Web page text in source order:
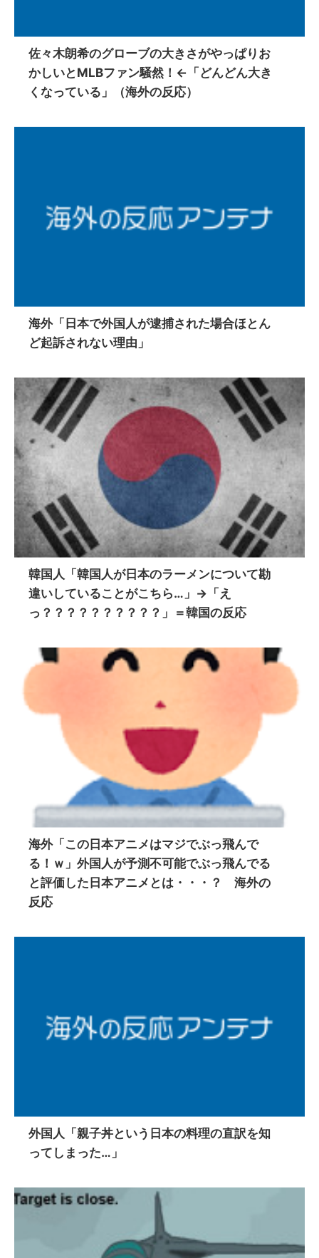
佐々木朗希のグローブの大きさがやっぱりお
かしいとMLBファン騒然！←「どんどん大き
くなっている」（海外の反応）
海外「日本で外国人が逮捕された場合ほとん
ど起訴されない理由」
韓国人「韓国人が日本のラーメンについて勘
違いしていることがこちら…」→「え
っ？？？？？？？？？？」＝韓国の反応
海外「この日本アニメはマジでぶっ飛んで
る！ｗ」外国人が予測不可能でぶっ飛んでる
と評価した日本アニメとは・・・？ 海外の
反応
外国人「親子丼という日本の料理の直訳を知
ってしまった…」